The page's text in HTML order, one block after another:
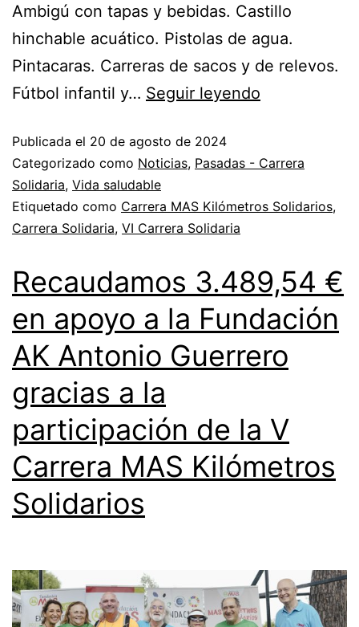
Ambigú con tapas y bebidas. Castillo
hinchable acuático. Pistolas de agua.
Pintacaras. Carreras de sacos y de relevos.
Fútbol infantil y… Seguir leyendo
Publicada el 20 de agosto de 2024
Categorizado como Noticias, Pasadas - Carrera
Solidaria, Vida saludable
Etiquetado como Carrera MAS Kilómetros Solidarios,
Carrera Solidaria, VI Carrera Solidaria
Recaudamos 3.489,54 €
en apoyo a la Fundación
AK Antonio Guerrero
gracias a la
participación de la V
Carrera MAS Kilómetros
Solidarios